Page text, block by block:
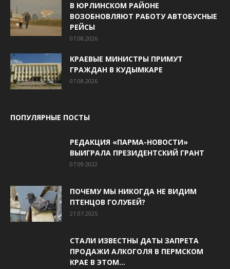
В ЮРЛИНСКОМ РАЙОНЕ
ВОЗОБНОВЛЯЮТ РАБОТУ АВТОБУСНЫЕ
РЕЙСЫ
07.08.2026
КРАЕВЫЕ МИНИСТРЫ ПРИМУТ
ГРАЖДАН В КУДЫМКАРЕ
07.08.2026
ПОПУЛЯРНЫЕ ПОСТЫ
РЕДАКЦИЯ «ПАРМА-НОВОСТИ»
ВЫИГРАЛА ПРЕЗИДЕНТСКИЙ ГРАНТ
07.09.2022
ПОЧЕМУ МЫ НИКОГДА НЕ ВИДИМ
ПТЕНЦОВ ГОЛУБЕЙ?
21.07.2025
СТАЛИ ИЗВЕСТНЫ ДАТЫ ЗАПРЕТА
ПРОДАЖИ АЛКОГОЛЯ В ПЕРМСКОМ
КРАЕ В ЭТОМ...